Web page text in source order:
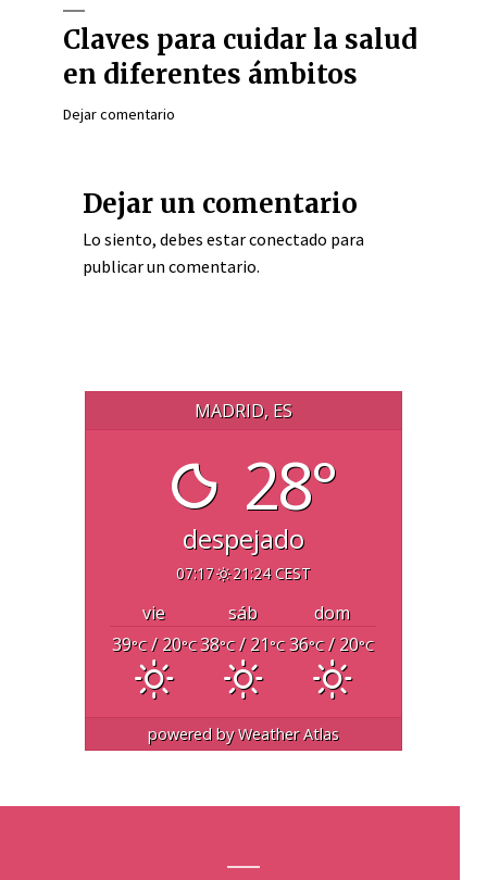
Claves para cuidar la salud
en diferentes ámbitos
Dejar comentario
Dejar un comentario
Lo siento, debes estarconectado para
publicar un comentario.
MADRID, ES
28°
despejado
07:17 21:24 CEST
vie sáb
dom
39°C/ 20°C38°C/ 21°C 36°C/ 20°C
powered byWeather Atlas